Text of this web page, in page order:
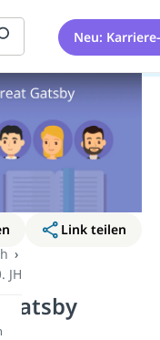
Neu:
Link teilen
JH